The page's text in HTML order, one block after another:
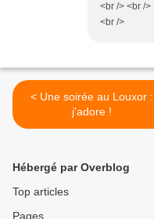
<br /> <br />
<br />
< Une soirée au Louxor :
j'adore !
Hébergé par Overblog
Top articles
Pages